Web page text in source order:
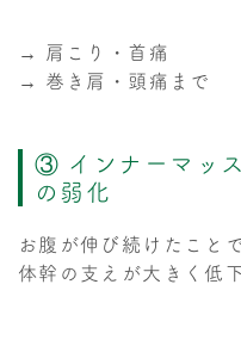
→ 肩こり・首痛
→ 巻き肩・頭痛まで
③ インナーマッ
の弱化
お腹が伸び続けたこと
体幹の支えが大きく低下